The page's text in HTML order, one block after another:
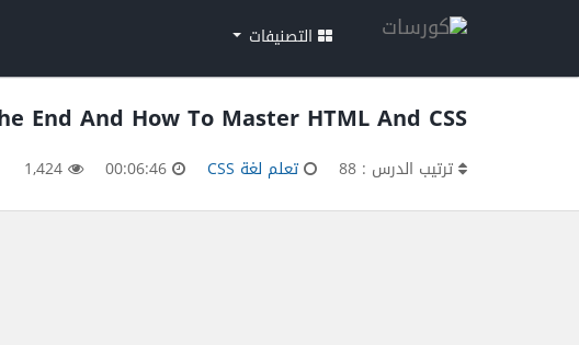
التصنيفات
End And How To Master HTML And CSS
ترتيب الدرس : 88 تعلم لغة CSS